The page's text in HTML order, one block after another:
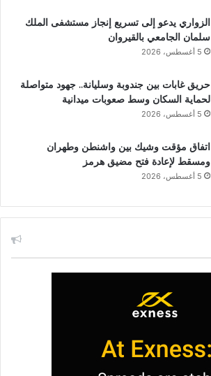
الزواري يدعو إلى تسريع إنجاز مستشفى الملك
سلمان الجامعي بالقيروان
5 أغسطس، 2026
حريق غابات بين جندوبة وسليانة.. جهود متواصلة
لحماية السكان وسط صعوبات ميدانية
5 أغسطس، 2026
اتفاق مؤقت وشيك بين واشنطن وطهران
ومسقط لإعادة فتح مضيق هرمز
5 أغسطس، 2026